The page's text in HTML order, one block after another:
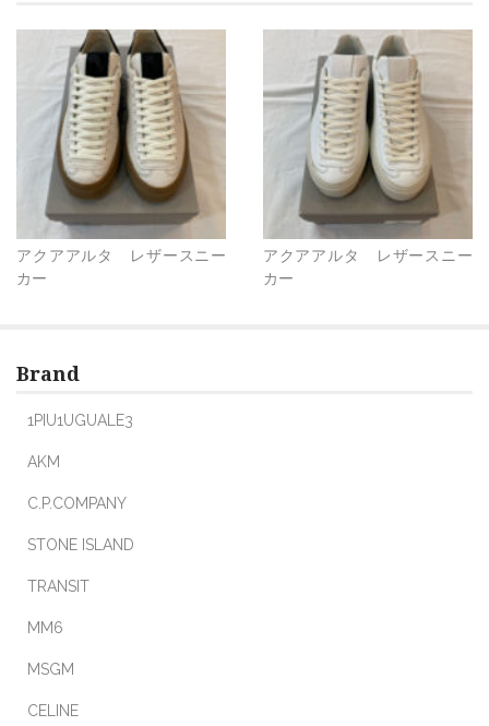
e
b
o
o
k
er
アクアアルタ レザースニー
カー
アクアアルタ レザースニー
カー
Brand
1PIU1UGUALE3
AKM
C.P.COMPANY
STONE ISLAND
TRANSIT
MM6
MSGM
CELINE